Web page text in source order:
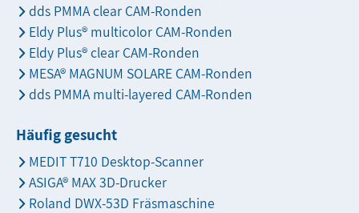
dds PMMA clear CAM-Ronden
Eldy Plus® multicolor CAM-Ronden
Eldy Plus® clear CAM-Ronden
MESA® MAGNUM SOLARE CAM-Ronden
dds PMMA multi-layered CAM-Ronden
Häufig gesucht
MEDIT T710 Desktop-Scanner
ASIGA® MAX 3D-Drucker
Roland DWX-53D Fräsmaschine